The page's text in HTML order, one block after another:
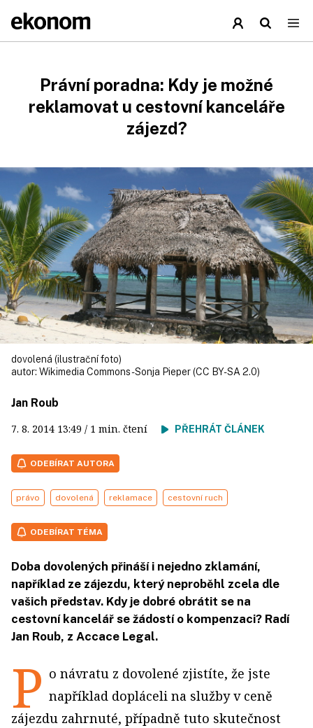
Právní poradna: Kdy je možné
reklamovat u cestovní kanceláře
zájezd?
dovolená (ilustrační foto)
autor: Wikimedia Commons - Sonja Pieper (CC BY-SA 2.0)
Jan Roub
7. 8. 2014 13:49 / 1 min. čtení PŘEHRÁT ČLÁNEK
ODEBÍRAT AUTORA
právo dovolená reklamace cestovní ruch
ODEBÍRAT TÉMA
Doba dovolených přináší i nejedno zklamání,
například ze zájezdu, který neproběhl zcela dle
vašich představ. Kdy je dobré obrátit se na
cestovní kancelář se žádostí o kompenzaci? Radí
Jan Roub, z Accace Legal.
P o návratu z dovolené zjistíte, že jste
například dopláceli na služby v ceně
zájezdu zahrnuté, případně tuto skutečnost